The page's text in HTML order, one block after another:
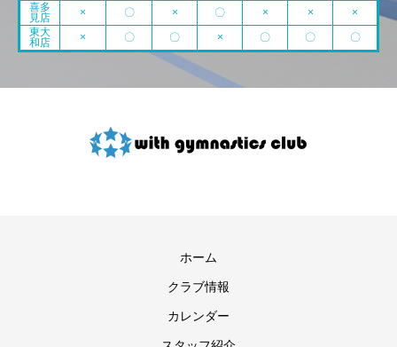
喜多
見店
× 〇 × 〇 × ×
×
東大
和店
× 〇 〇 × 〇 〇 〇
ホーム
クラブ情報
カレンダー